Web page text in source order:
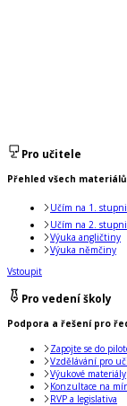
Pro učitele
Přehled všech
Učím na 1. stupni
Učím na 2. stupni
Výuka angličtiny
Výuka němčiny
Vstoupit
Pro vedení školy
Podpora a řešení pro
Zapojte se do
Vzdělávání pro
Výukové materiály
Konzultace na
RVP a legislativa